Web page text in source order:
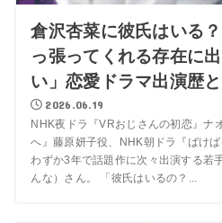
倉沢杏菜に彼氏はいる
っ張ってくれる存在に
い」恋愛ドラマ出演歴と
2026.06.19
NHK夜ドラ『VRおじさんの初恋』ナ
へ』藤原妍子役、NHK朝ドラ『ばけ
わずか3年で話題作に次々出演する若
んな）さん。 「彼氏はいるの？...